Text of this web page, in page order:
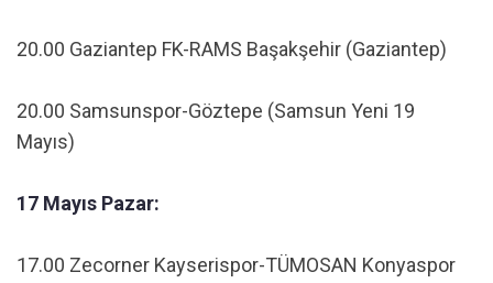
20.00 Gaziantep FK-RAMS Başakşehir (Gaziantep)
20.00 Samsunspor-Göztepe (Samsun Yeni 19
Mayıs)
17 Mayıs Pazar:
17.00 Zecorner Kayserispor-TÜMOSAN Konyaspor